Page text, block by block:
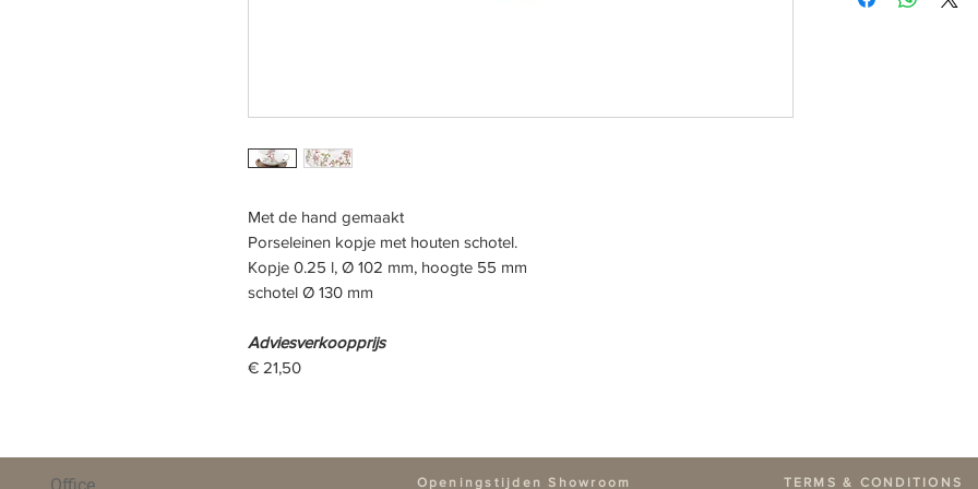
Met de hand gemaakt
Porseleinen kopje met houten schotel.
Kopje 0.25 l, Ø 102 mm, hoogte 55 mm
schotel Ø 130 mm
Adviesverkoopprijs
€ 21,50
Openingstijden Showroom TERMS & CONDITIONS